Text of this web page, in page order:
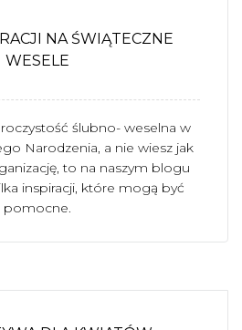
NA ŚWIĄTECZNE
WESELE
ślubno- weselna w
Narodzenia, a nie wiesz jak
to na naszym blogu
inspiracji, które mogą być
pomocne.